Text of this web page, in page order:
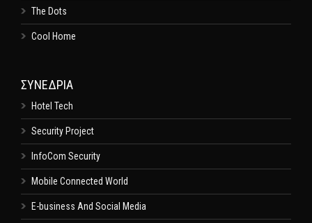
The Dots
Cool Home
ΣΥΝΕΔΡΙΑ
Hotel Tech
Security Project
InfoCom Security
Mobile Connected World
E-business And Social Media